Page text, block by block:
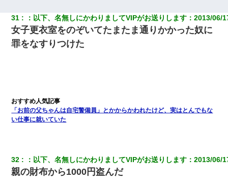
31 ： 以下、名無しにかわりましてVIPがお送りします ：2013/06/
女子更衣室をのぞいてたまたま通りかかった奴に
罪をなすりつけた
「お前の父ちゃんは自宅警備員」とかからかわれたけど、実はとんでもな
い仕事に就いていた
32 ： 以下、名無しにかわりましてVIPがお送りします ：2013/06/
親の財布から1000円盗んだ